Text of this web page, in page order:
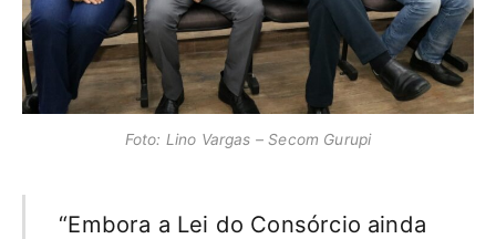
Foto: Lino Vargas – Secom Gurupi
“Embora a Lei do Consórcio ainda